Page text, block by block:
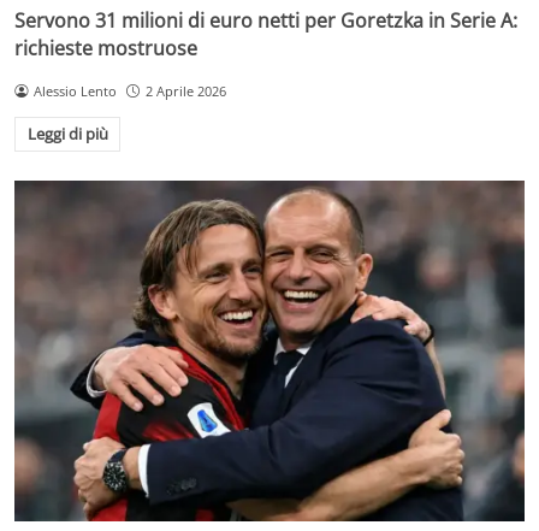
Servono 31 milioni di euro netti per Goretzka in Serie A:
richieste mostruose
Alessio Lento 2 Aprile 2026
Leggi di più